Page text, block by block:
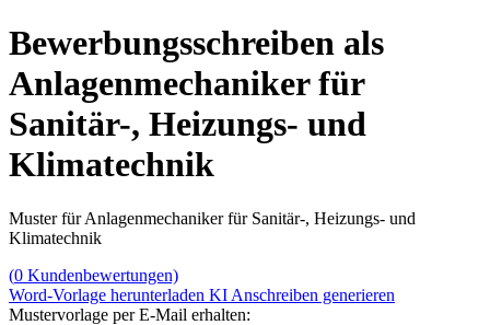
Bewerbungsschreiben als
Anlagenmechaniker für
Sanitär-, Heizungs- und
Klimatechnik
Muster für Anlagenmechaniker für Sanitär-, Heizungs- und
Klimatechnik
(0 Kundenbewertungen)
Word-Vorlage herunterladen KI Anschreiben generieren
Mustervorlage per E-Mail erhalten: